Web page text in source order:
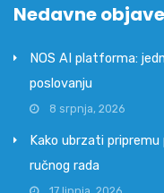
Nedavne objave
NOS AI platforma:
poslovanju
8 srpnja, 2026
Kako ubrzati
ručnog rada